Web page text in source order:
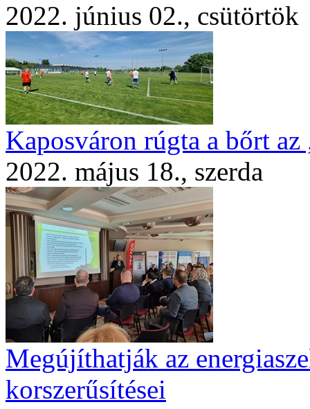
2022. június 02., csütörtök
Kaposváron rúgta a bőrt
2022. május 18., szerda
Megújíthatják az
korszerűsítései